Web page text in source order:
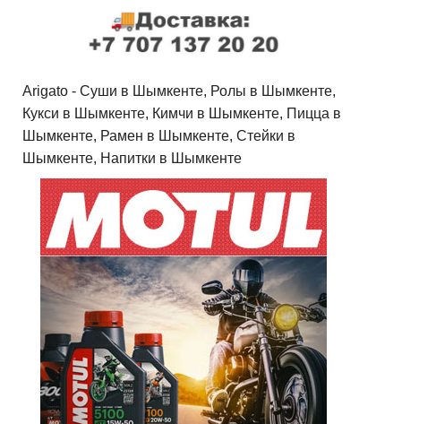
Arigato - Cуши в Шымкенте, Ролы в Шымкенте,
Кукси в Шымкенте, Кимчи в Шымкенте, Пицца в
Шымкенте, Рамен в Шымкенте, Стейки в
Шымкенте, Напитки в Шымкенте